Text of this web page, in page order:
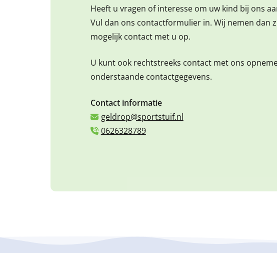
Heeft u vragen of interesse om uw kind bij ons
Vul dan ons contactformulier in. Wij nemen dan
mogelijk contact met u op.
U kunt ook rechtstreeks contact met ons
onderstaande contactgegevens.
Contact informatie
geldrop@sportstuif.nl
0626328789